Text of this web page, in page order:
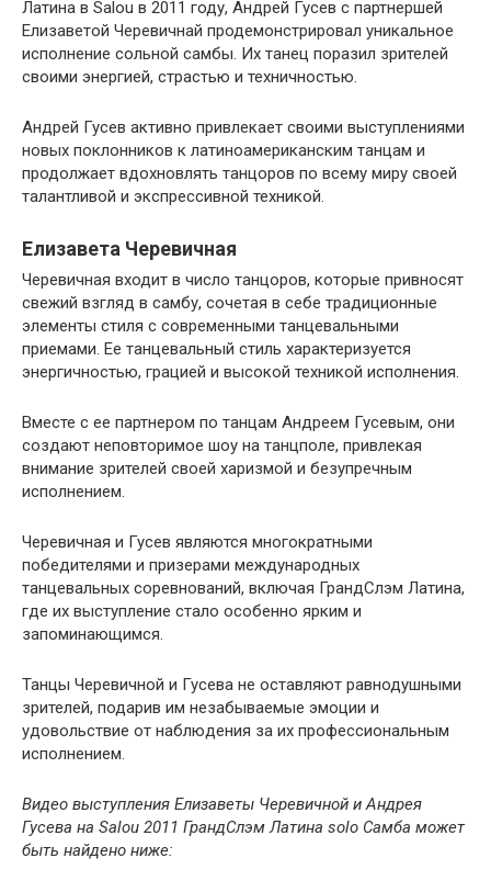
Латина в Salou в 2011 году, Андрей Гусев с партнершей
Елизаветой Черевичнай продемонстрировал уникальное
исполнение сольной самбы. Их танец поразил зрителей
своими энергией, страстью и техничностью.
Андрей Гусев активно привлекает своими выступлениями
новых поклонников к латиноамериканским танцам и
продолжает вдохновлять танцоров по всему миру своей
талантливой и экспрессивной техникой.
Елизавета Черевичная
Черевичная входит в число танцоров, которые привносят
свежий взгляд в самбу, сочетая в себе традиционные
элементы стиля с современными танцевальными
приемами. Ее танцевальный стиль характеризуется
энергичностью, грацией и высокой техникой исполнения.
Вместе с ее партнером по танцам Андреем Гусевым, они
создают неповторимое шоу на танцполе, привлекая
внимание зрителей своей харизмой и безупречным
исполнением.
Черевичная и Гусев являются многократными
победителями и призерами международных
танцевальных соревнований, включая ГрандСлэм Латина,
где их выступление стало особенно ярким и
запоминающимся.
Танцы Черевичной и Гусева не оставляют равнодушными
зрителей, подарив им незабываемые эмоции и
удовольствие от наблюдения за их профессиональным
исполнением.
Видео выступления Елизаветы Черевичной и Андрея
Гусева на Salou 2011 ГрандСлэм Латина solo Самба может
быть найдено ниже: